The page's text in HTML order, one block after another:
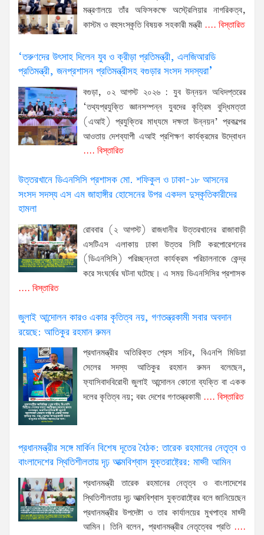
মন্ত্রণালয়ে তাঁর অফিসকক্ষে অস্ট্রেলিয়ার নাগরিকত্ব,
কাস্টম ও বহুসংস্কৃতি বিষয়ক সহকারী মন্ত্রী .... বিস্তারিত
‘তরুণদের উৎসাহ দিলেন যুব ও ক্রীড়া প্রতিমন্ত্রী, এলজিআরডি
প্রতিমন্ত্রী, জনপ্রশাসন প্রতিমন্ত্রীসহ বগুড়ার সংসদ সদস্যরা’
বগুড়া, ০২ আগস্ট ২০২৬ : যুব উন্নয়ন অধিদপ্তরের
‘তথ্যপ্রযুক্তি জ্ঞানসম্পন্ন যুবদের কৃত্রিম বুদ্ধিমত্তা
(এআই) প্রযুক্তির মাধ্যমে দক্ষতা উন্নয়ন’ প্রকল্পের
আওতায় দেশব্যাপী এআই প্রশিক্ষণ কার্যক্রমের উদ্বোধন
.... বিস্তারিত
উত্তরখানে ডিএনসিসি প্রশাসক মো. শফিকুল ও ঢাকা-১৮ আসনের
সংসদ সদস্য এস এম জাহাঙ্গীর হোসেনের উপর একদল দুস্কৃতিকারীদের
হামলা
রোববার (২ আগস্ট) রাজধানীর উত্তরখানের রাজাবাড়ী
এসটিএস এলাকায় ঢাকা উত্তর সিটি করপোরেশনের
(ডিএনসিসি) পরিচ্ছন্নতা কার্যক্রম পরিচালনাকে কেন্দ্র
করে সংঘর্ষের ঘটনা ঘটেছে। এ সময় ডিএনসিসির প্রশাসক
.... বিস্তারিত
জুলাই আন্দোলন কারও একার কৃতিত্ব নয়, গণতন্ত্রকামী সবার অবদান
রয়েছে: আতিকুর রহমান রুমন
প্রধানমন্ত্রীর অতিরিক্ত প্রেস সচিব, বিএনপি মিডিয়া
সেলের সদস্য আতিকুর রহমান রুমন বলেছেন,
ফ্যাসিবাদবিরোধী জুলাই আন্দোলন কোনো ব্যক্তি বা একক
দলের কৃতিত্ব নয়; বরং দেশের গণতন্ত্রকামী .... বিস্তারিত
প্রধানমন্ত্রীর সঙ্গে মার্কিন বিশেষ দূতের বৈঠক: তারেক রহমানের নেতৃত্ব ও
বাংলাদেশের স্থিতিশীলতায় দৃঢ় আত্মবিশ্বাস যুক্তরাষ্ট্রের: মাহ্দী আমিন
প্রধানমন্ত্রী তারেক রহমানের নেতৃত্ব ও বাংলাদেশের
স্থিতিশীলতায় দৃঢ় আত্মবিশ্বাস যুক্তরাষ্ট্রের বলে জানিয়েছেন
প্রধানমন্ত্রীর উপদেষ্টা ও তার কার্যালয়ের মুখপাত্র মাহ্দী
আমিন। তিনি বলেন, প্রধানমন্ত্রীর নেতৃত্বের প্রতি....